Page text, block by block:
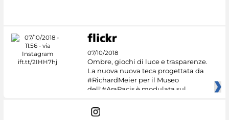
07/10/2018
Ombre, giochi di luce e trasparenze.
La nuova nuova teca progettata da
#RichardMeier per il Museo
dell'#AraPacis è modulata sul